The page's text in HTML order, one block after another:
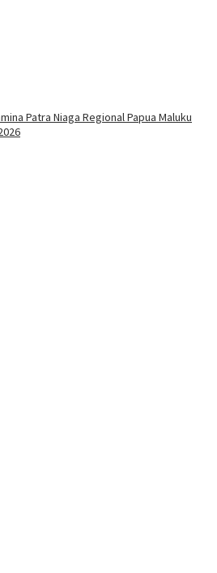
Patra Niaga Regional Papua Maluku